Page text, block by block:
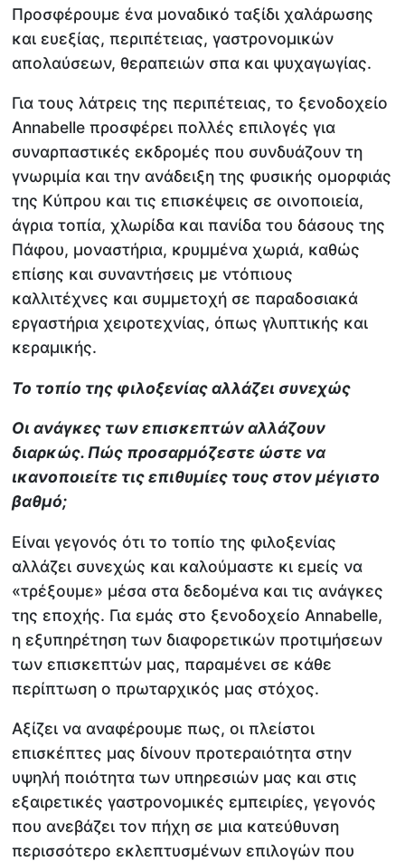
Προσφέρουμε ένα μοναδικό ταξίδι χαλάρωσης
και ευεξίας, περιπέτειας, γαστρονομικών
απολαύσεων, θεραπειών σπα και ψυχαγωγίας.
Για τους λάτρεις της περιπέτειας, το ξενοδοχείο
Annabelle προσφέρει πολλές επιλογές για
συναρπαστικές εκδρομές που συνδυάζουν τη
γνωριμία και την ανάδειξη της φυσικής ομορφιάς
της Κύπρου και τις επισκέψεις σε οινοποιεία,
άγρια τοπία, χλωρίδα και πανίδα του δάσους της
Πάφου, μοναστήρια, κρυμμένα χωριά, καθώς
επίσης και συναντήσεις με ντόπιους
καλλιτέχνες και συμμετοχή σε παραδοσιακά
εργαστήρια χειροτεχνίας, όπως γλυπτικής και
κεραμικής.
Το τοπίο της φιλοξενίας αλλάζει συνεχώς
Οι ανάγκες των επισκεπτών αλλάζουν
διαρκώς. Πώς προσαρμόζεστε ώστε να
ικανοποιείτε τις επιθυμίες τους στον μέγιστο
βαθμό;
Είναι γεγονός ότι το τοπίο της φιλοξενίας
αλλάζει συνεχώς και καλούμαστε κι εμείς να
«τρέξουμε» μέσα στα δεδομένα και τις ανάγκες
της εποχής. Για εμάς στο ξενοδοχείο Annabelle,
η εξυπηρέτηση των διαφορετικών προτιμήσεων
των επισκεπτών μας, παραμένει σε κάθε
περίπτωση ο πρωταρχικός μας στόχος.
Αξίζει να αναφέρουμε πως, οι πλείστοι
επισκέπτες μας δίνουν προτεραιότητα στην
υψηλή ποιότητα των υπηρεσιών μας και στις
εξαιρετικές γαστρονομικές εμπειρίες, γεγονός
που ανεβάζει τον πήχη σε μια κατεύθυνση
περισσότερο εκλεπτυσμένων επιλογών που